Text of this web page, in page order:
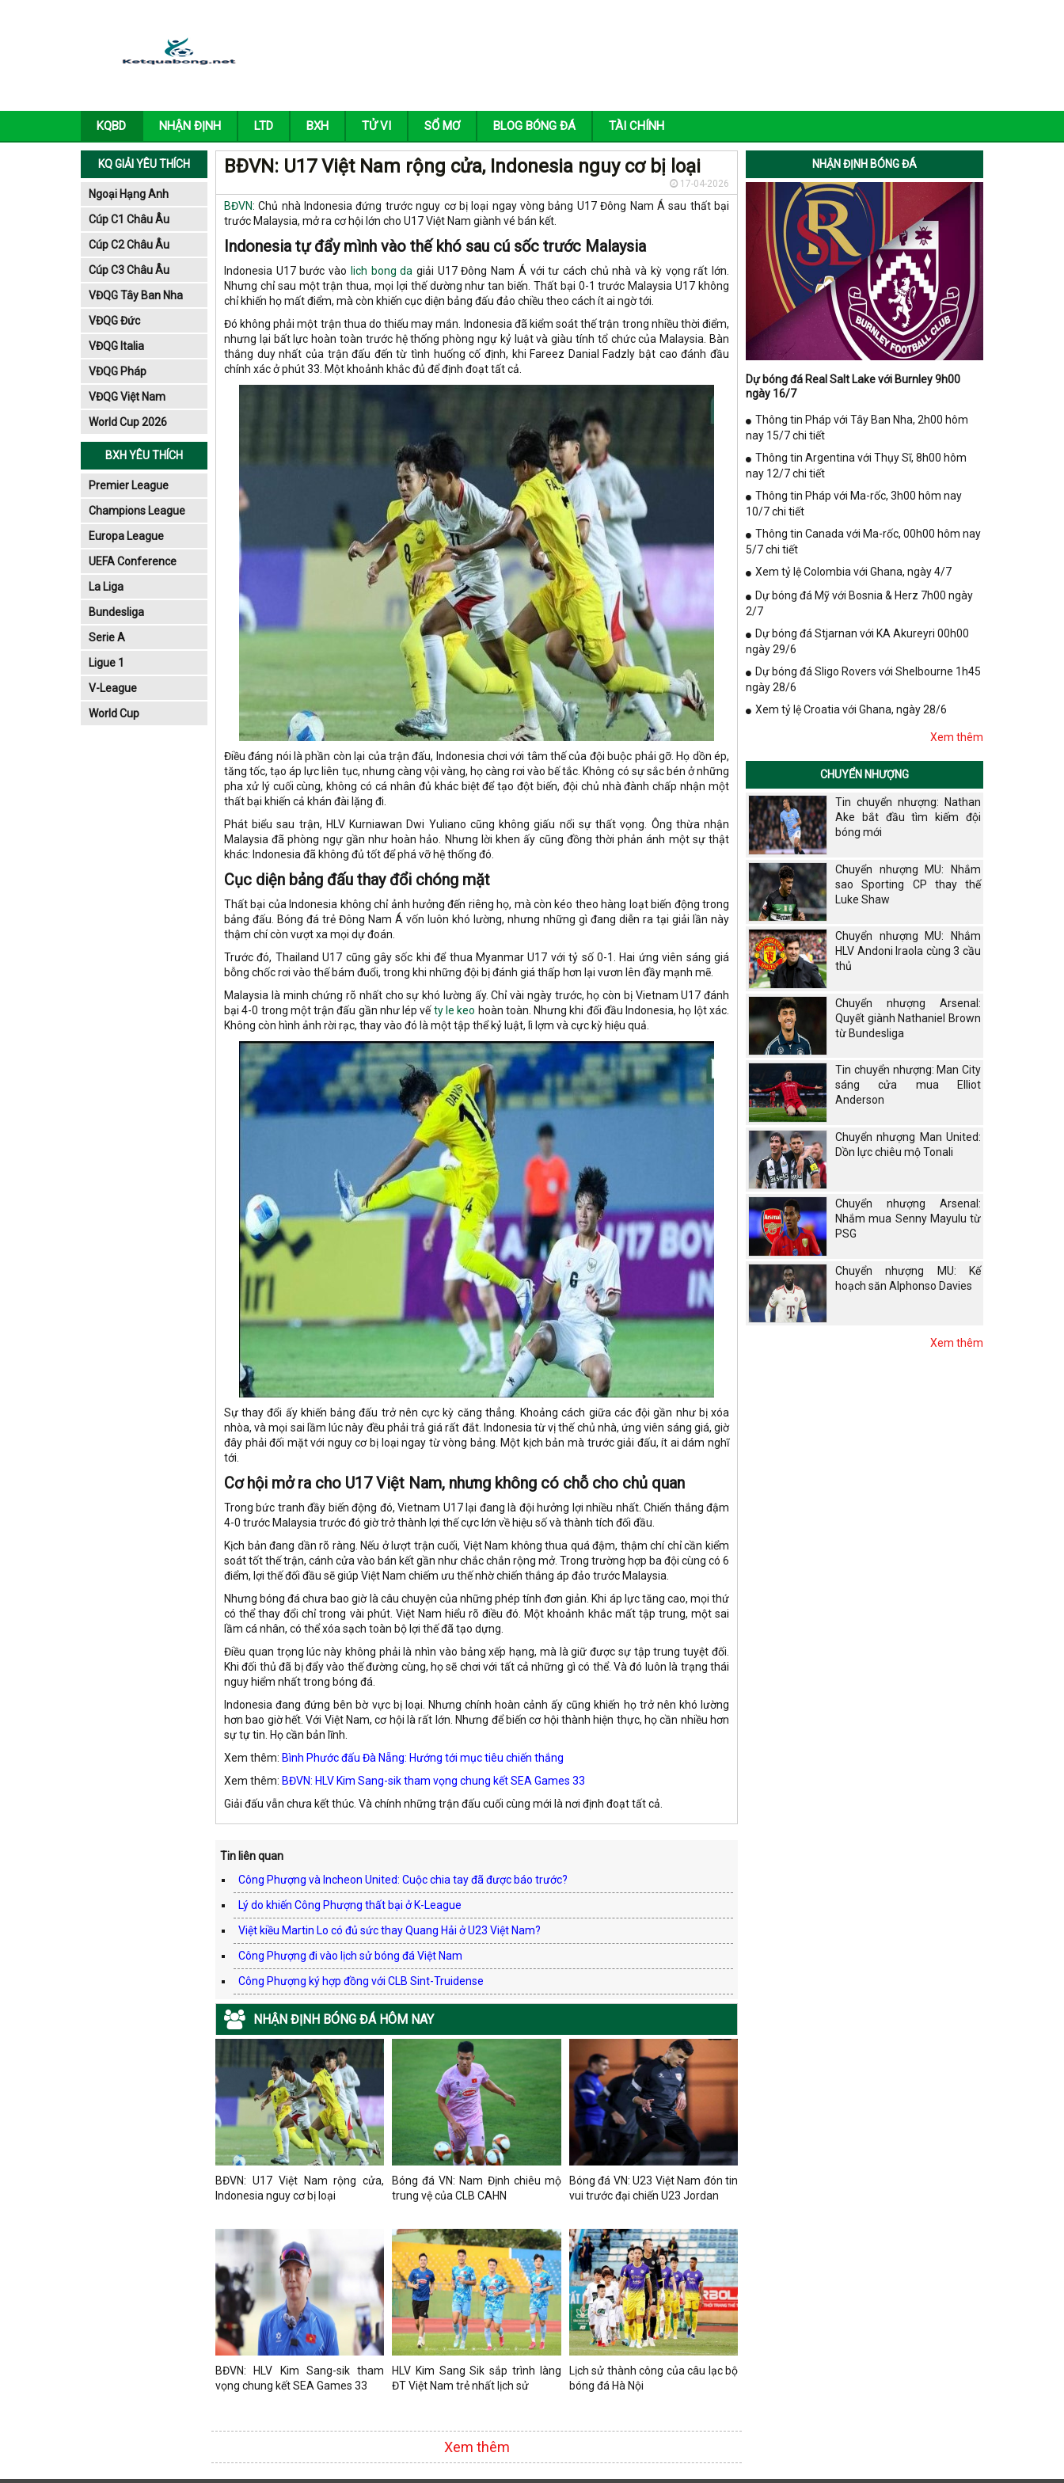
KQBD NHẬN ĐỊNH LTD BXH TỬ VI SỔ MƠ BLOG BÓNG ĐÁ TÀI CHÍNH
KQ GIẢI YÊU THÍCH
Ngoại Hạng Anh
Cúp C1 Châu Âu
Cúp C2 Châu Âu
Cúp C3 Châu Âu
VĐQG Tây Ban Nha
VĐQG Đức
VĐQG Italia
VĐQG Pháp
VĐQG Việt Nam
World Cup 2026
BXH YÊU THÍCH
Premier League
Champions League
Europa League
UEFA Conference
League
La Liga
Bundesliga
Serie A
Ligue 1
V-League
World Cup
BĐVN: U17 Việt Nam rộng cửa, Indonesia nguy cơ bị loại
17-04-2026
BĐVN: Chủ nhà Indonesia đứng trước nguy cơ bị loại ngay vòng bảng U17 Đông Nam Á sau thất bại
trước Malaysia, mở ra cơ hội lớn cho U17 Việt Nam giành vé bán kết.
Indonesia tự đẩy mình vào thế khó sau cú sốc trước Malaysia
Indonesia U17 bước vào lich bong da giải U17 Đông Nam Á với tư cách chủ nhà và kỳ vọng rất lớn.
Nhưng chỉ sau một trận thua, mọi lợi thế dường như tan biến. Thất bại 0-1 trước Malaysia U17 không
chỉ khiến họ mất điểm, mà còn khiến cục diện bảng đấu đảo chiều theo cách ít ai ngờ tới.
Đó không phải một trận thua do thiếu may mắn. Indonesia đã kiểm soát thế trận trong nhiều thời điểm,
nhưng lại bất lực hoàn toàn trước hệ thống phòng ngự kỷ luật và giàu tính tổ chức của Malaysia. Bàn
thắng duy nhất của trận đấu đến từ tình huống cố định, khi Fareez Danial Fadzly bật cao đánh đầu
chính xác ở phút 33. Một khoảnh khắc đủ để định đoạt tất cả.
Điều đáng nói là phần còn lại của trận đấu, Indonesia chơi với tâm thế của đội buộc phải gỡ. Họ dồn ép,
tăng tốc, tạo áp lực liên tục, nhưng càng vội vàng, họ càng rơi vào bế tắc. Không có sự sắc bén ở những
pha xử lý cuối cùng, không có cá nhân đủ khác biệt để tạo đột biến, đội chủ nhà đành chấp nhận một
thất bại khiến cả khán đài lặng đi.
Phát biểu sau trận, HLV Kurniawan Dwi Yuliano cũng không giấu nổi sự thất vọng. Ông thừa nhận
Malaysia đã phòng ngự gần như hoàn hảo. Nhưng lời khen ấy cũng đồng thời phản ánh một sự thật
khác: Indonesia đã không đủ tốt để phá vỡ hệ thống đó.
Cục diện bảng đấu thay đổi chóng mặt
Thất bại của Indonesia không chỉ ảnh hưởng đến riêng họ, mà còn kéo theo hàng loạt biến động trong
bảng đấu. Bóng đá trẻ Đông Nam Á vốn luôn khó lường, nhưng những gì đang diễn ra tại giải lần này
thậm chí còn vượt xa mọi dự đoán.
Trước đó, Thailand U17 cũng gây sốc khi để thua Myanmar U17 với tỷ số 0-1. Hai ứng viên sáng giá
bỗng chốc rơi vào thế bám đuổi, trong khi những đội bị đánh giá thấp hơn lại vươn lên đầy mạnh mẽ.
Malaysia là minh chứng rõ nhất cho sự khó lường ấy. Chỉ vài ngày trước, họ còn bị Vietnam U17 đánh
bại 4-0 trong một trận đấu gần như lép vếty le keo hoàn toàn. Nhưng khi đối đầu Indonesia, họ lột xác.
Không còn hình ảnh rời rạc, thay vào đó là một tập thể kỷ luật, lì lợm và cực kỳ hiệu quả.
Sự thay đổi ấy khiến bảng đấu trở nên cực kỳ căng thẳng. Khoảng cách giữa các đội gần như bị xóa
nhòa, và mọi sai lầm lúc này đều phải trả giá rất đắt. Indonesia từ vị thế chủ nhà, ứng viên sáng giá, giờ
đây phải đối mặt với nguy cơ bị loại ngay từ vòng bảng. Một kịch bản mà trước giải đấu, ít ai dám nghĩ
tới.
Cơ hội mở ra cho U17 Việt Nam, nhưng không có chỗ cho chủ quan
Trong bức tranh đầy biến động đó, Vietnam U17 lại đang là đội hưởng lợi nhiều nhất. Chiến thắng đậm
4-0 trước Malaysia trước đó giờ trở thành lợi thế cực lớn về hiệu số và thành tích đối đầu.
Kịch bản đang dần rõ ràng. Nếu ở lượt trận cuối, Việt Nam không thua quá đậm, thậm chí chỉ cần kiểm
soát tốt thế trận, cánh cửa vào bán kết gần như chắc chắn rộng mở. Trong trường hợp ba đội cùng có 6
điểm, lợi thế đối đầu sẽ giúp Việt Nam chiếm ưu thế nhờ chiến thắng áp đảo trước Malaysia.
Nhưng bóng đá chưa bao giờ là câu chuyện của những phép tính đơn giản. Khi áp lực tăng cao, mọi thứ
có thể thay đổi chỉ trong vài phút. Việt Nam hiểu rõ điều đó. Một khoảnh khắc mất tập trung, một sai
lầm cá nhân, có thể xóa sạch toàn bộ lợi thế đã tạo dựng.
Điều quan trọng lúc này không phải là nhìn vào bảng xếp hạng, mà là giữ được sự tập trung tuyệt đối.
Khi đối thủ đã bị đẩy vào thế đường cùng, họ sẽ chơi với tất cả những gì có thể. Và đó luôn là trạng thái
nguy hiểm nhất trong bóng đá.
Indonesia đang đứng bên bờ vực bị loại. Nhưng chính hoàn cảnh ấy cũng khiến họ trở nên khó lường
hơn bao giờ hết. Với Việt Nam, cơ hội là rất lớn. Nhưng để biến cơ hội thành hiện thực, họ cần nhiều hơn
sự tự tin. Họ cần bản lĩnh.
Xem thêm: Bình Phước đấu Đà Nẵng: Hướng tới mục tiêu chiến thắng
Xem thêm: BĐVN: HLV Kim Sang-sik tham vọng chung kết SEA Games 33
Giải đấu vẫn chưa kết thúc. Và chính những trận đấu cuối cùng mới là nơi định đoạt tất cả.
Tin liên quan
Công Phượng và Incheon United: Cuộc chia tay đã được báo trước?
Lý do khiến Công Phượng thất bại ở K-League
Việt kiều Martin Lo có đủ sức thay Quang Hải ở U23 Việt Nam?
Công Phượng đi vào lịch sử bóng đá Việt Nam
Công Phượng ký hợp đồng với CLB Sint-Truidense
NHẬN ĐỊNH BÓNG ĐÁ HÔM NAY
BĐVN: U17 Việt Nam rộng cửa,
Indonesia nguy cơ bị loại
Bóng đá VN: Nam Định chiêu mộ
trung vệ của CLB CAHN
Bóng đá VN: U23 Việt Nam đón tin
vui trước đại chiến U23 Jordan
BĐVN: HLV Kim Sang-sik tham
vọng chung kết SEA Games 33
HLV Kim Sang Sik sắp trình làng
ĐT Việt Nam trẻ nhất lịch sử
Lịch sử thành công của câu lạc bộ
bóng đá Hà Nội
Xem thêm
NHẬN ĐỊNH BÓNG ĐÁ
Dự bóng đá Real Salt Lake với Burnley 9h00
ngày 16/7
Thông tin Pháp với Tây Ban Nha, 2h00 hôm
nay 15/7 chi tiết
Thông tin Argentina với Thụy Sĩ, 8h00 hôm
nay 12/7 chi tiết
Thông tin Pháp với Ma-rốc, 3h00 hôm nay
10/7 chi tiết
Thông tin Canada với Ma-rốc, 00h00 hôm nay
5/7 chi tiết
Xem tỷ lệ Colombia với Ghana, ngày 4/7
Dự bóng đá Mỹ với Bosnia & Herz 7h00 ngày
2/7
Dự bóng đá Stjarnan với KA Akureyri 00h00
ngày 29/6
Dự bóng đá Sligo Rovers với Shelbourne 1h45
ngày 28/6
Xem tỷ lệ Croatia với Ghana, ngày 28/6
Xem thêm
CHUYỂN NHƯỢNG
Tin chuyển nhượng: Nathan
Ake bắt đầu tìm kiếm đội
bóng mới
Chuyển nhượng MU: Nhắm
sao Sporting CP thay thế
Luke Shaw
Chuyển nhượng MU: Nhắm
HLV Andoni Iraola cùng 3 cầu
thủ
Chuyển nhượng Arsenal:
Quyết giành Nathaniel Brown
từ Bundesliga
Tin chuyển nhượng: Man City
sáng cửa mua Elliot
Anderson
Chuyển nhượng Man United:
Dồn lực chiêu mộ Tonali
Chuyển nhượng Arsenal:
Nhắm mua Senny Mayulu từ
PSG
Chuyển nhượng MU: Kế
hoạch săn Alphonso Davies
Xem thêm